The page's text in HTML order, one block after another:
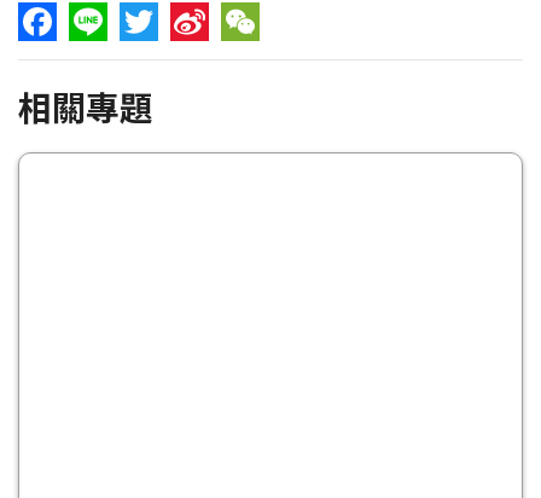
Facebook
Line TwitterSina WeChat
相關專題